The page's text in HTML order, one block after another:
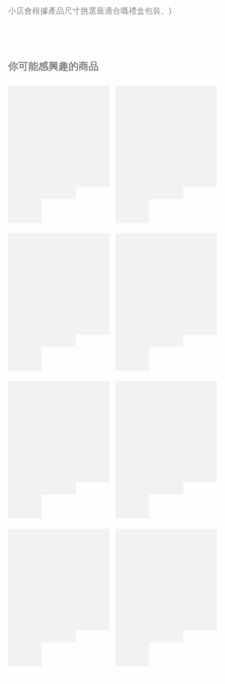
小店會根據產品尺寸挑選最適合嘅禮盒包裝。)
你可能感興趣的商品